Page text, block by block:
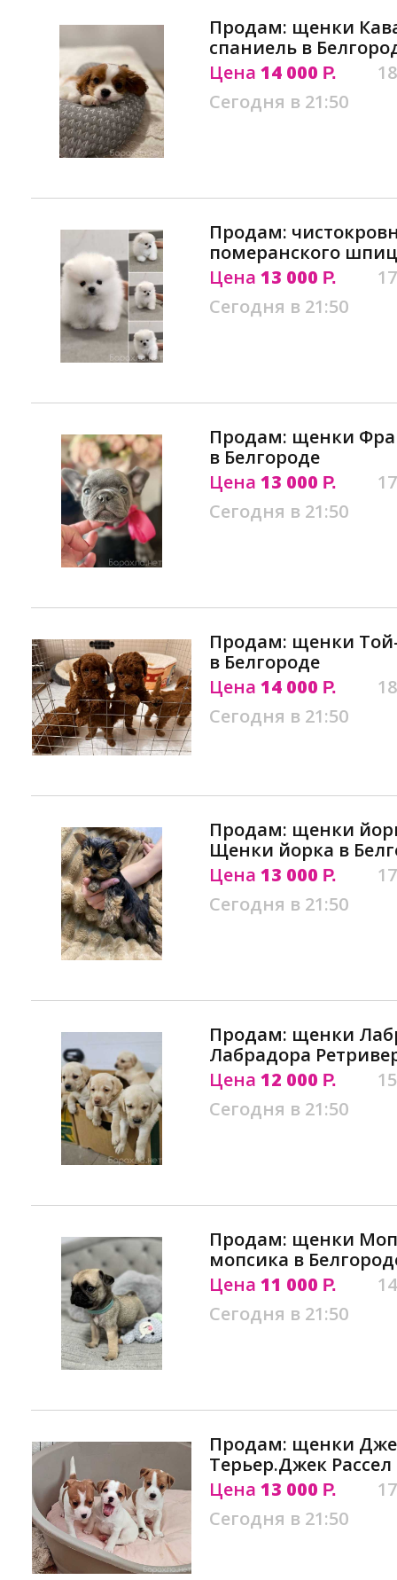
Продам: щенки
спаниель в
Цена 14 000 Р.
Сегодня в 21:50
Продам:
померанского
Цена 13 000 Р.
Сегодня в 21:50
Продам: щенки
в Белгороде
Цена 13 000 Р.
Сегодня в 21:50
Продам: щенки
в Белгороде
Цена 14 000 Р.
Сегодня в 21:50
Продам: щенки
Щенки йорка в
Цена 13 000 Р.
Сегодня в 21:50
Продам: щенки
Лабрадора
Цена 12 000 Р.
Сегодня в 21:50
Продам: щенки
мопсика в
Цена 11 000 Р.
Сегодня в 21:50
Продам: щенки
Терьер.Джек
Цена 13 000 Р.
Сегодня в 21:50